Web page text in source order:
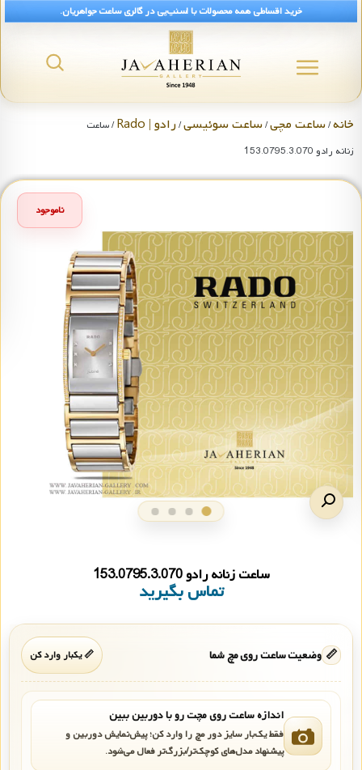
خرید اقساطی همه محصولات با اسنپ‌پی در گالری ساعت جواهریان.
خانه/ساعت مچی/ساعت سوئیسی/رادو | Rado
/ ساعت
زنانه رادو 153.0795.3.070
ناموجود
ساعت زنانه رادو 153.0795.3.070
تماس بگیرید
📏 وضعیت ساعت روی مچ شما 📏 یکبار وارد کن
اندازه ساعت روی مچت رو با دوربین ببین
فقط یک‌بار سایز دور مچ را وارد کن؛ پیش‌نمایش دوربین و
پیشنهاد مدل‌های کوچک‌تر/بزرگ‌تر فعال می‌شود.